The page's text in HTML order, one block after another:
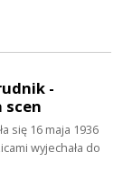
-
scen
się 16 maja 1936
wyjechała do